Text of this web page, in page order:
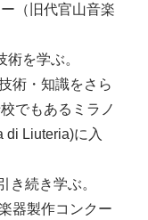
（旧代官山音楽
を学ぶ。
術・知識をさら
でもあるミラノ
di Liuteria)に入
続き学ぶ。
器製作コンクー